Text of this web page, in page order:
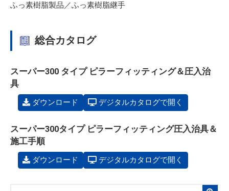
ふっ素樹脂製品／ふっ素樹脂継手
総合カタログ
スーパー300 タイプ ピラーフィッティング＆圧入治
具
ダウンロード デジタルカタログで開く
スーパー300タイプ ピラーフィッティング圧入治具＆
施工手順
ダウンロード デジタルカタログで開く